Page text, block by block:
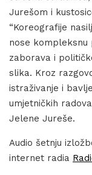
Jurešom i
“Koreografije
nose kompleksnu
zaborava i
slika. Kroz
istraživanje i
umjetničkih
Jelene Jureše.
Audio šetnju
internet radia